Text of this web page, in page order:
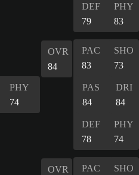
DEF
79
PHY
83
PHY
74
OVR
84
PAC
83
SHO
73
PAS
84
DRI
84
DEF
78
PHY
74
OVR
PAC
SHO